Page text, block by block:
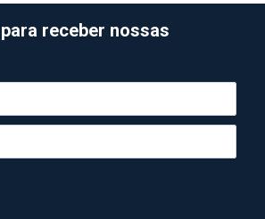
receber nossas